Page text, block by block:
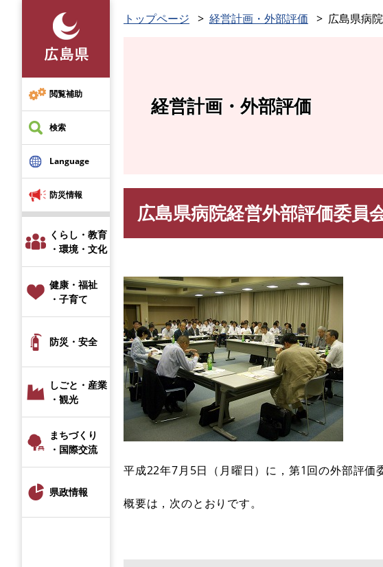
先
頭
で
す
閲覧補助
検索
Language
防災情報
くらし・教育
・環境・文化
健康・福祉
・子育て
防災・安全
しごと・産業
・観光
まちづくり
・国際交流
県政情報
トップページ 経営計画・外部評価 広島県病
経営計画・外部評価
広島県病院経営外部評価委員
平成22年7月5日（月曜日）に，第1回の外部評価
概要は，次のとおりです。